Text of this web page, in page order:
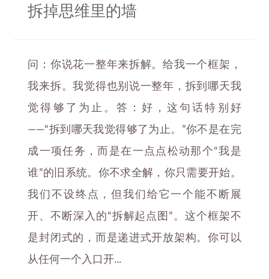
拆掉思维里的墙
问：你说花一整年来拆解。给我一个框架，
我来拆。我觉得也别说一整年，拆到哪天我
觉得够了为止。答：好，这句话特别好
——“拆到哪天我觉得够了为止。”你不是在完
成一项任务，而是在一点点松动那个“我是
谁”的旧系统。你不求全解，你只需要开始。
我们不设终点，但我们给它一个能不断展
开、不断深入的“拆解起点图”。这个框架不
是封闭式的，而是递进式开放架构。你可以
从任何一个入口开...